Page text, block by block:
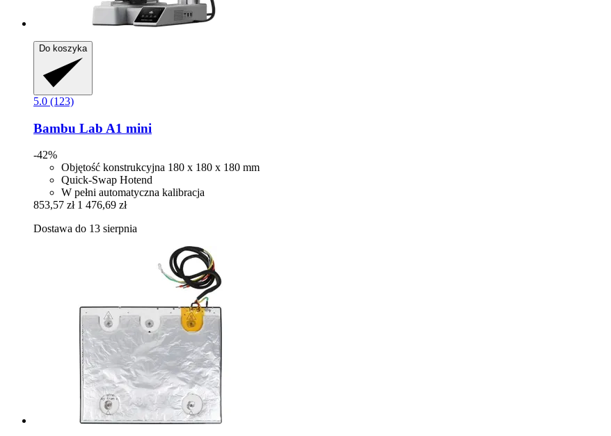
Do koszyka
5.0 (123)
Bambu Lab A1 mini
-42%
Objętość konstrukcyjna 180 x 180 x 180 mm
Quick-Swap Hotend
W pełni automatyczna kalibracja
853,57 zł 1 476,69 zł
Dostawa do 13 sierpnia